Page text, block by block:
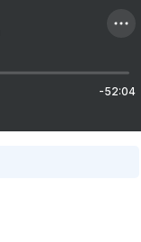
-52:04